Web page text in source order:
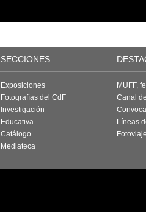
SECCIONES
Exposiciones
Fotografías del CdF
Investigación
Educativa
Catálogo
Mediateca
MUFF,
Canal
Líneas